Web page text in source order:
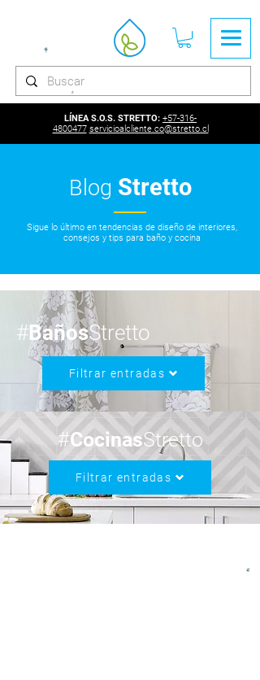
LÍNEA S.O.S. STRETTO: +57-316-
4800477 servicioalcliente.co@stretto.cl
Blog Stretto
Sigue lo último en tendencias de diseño de interiores,
consejos y tips para baño y cocina
#BañosStretto
Filtrar entradas
#CocinasStretto
Filtrar entradas